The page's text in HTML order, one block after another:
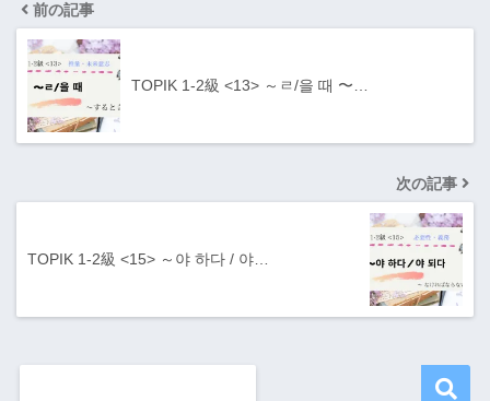
前の記事
TOPIK 1-2級 <13> ～ㄹ/을 때 〜…
次の記事
TOPIK 1-2級 <15> ～야 하다 / 야…